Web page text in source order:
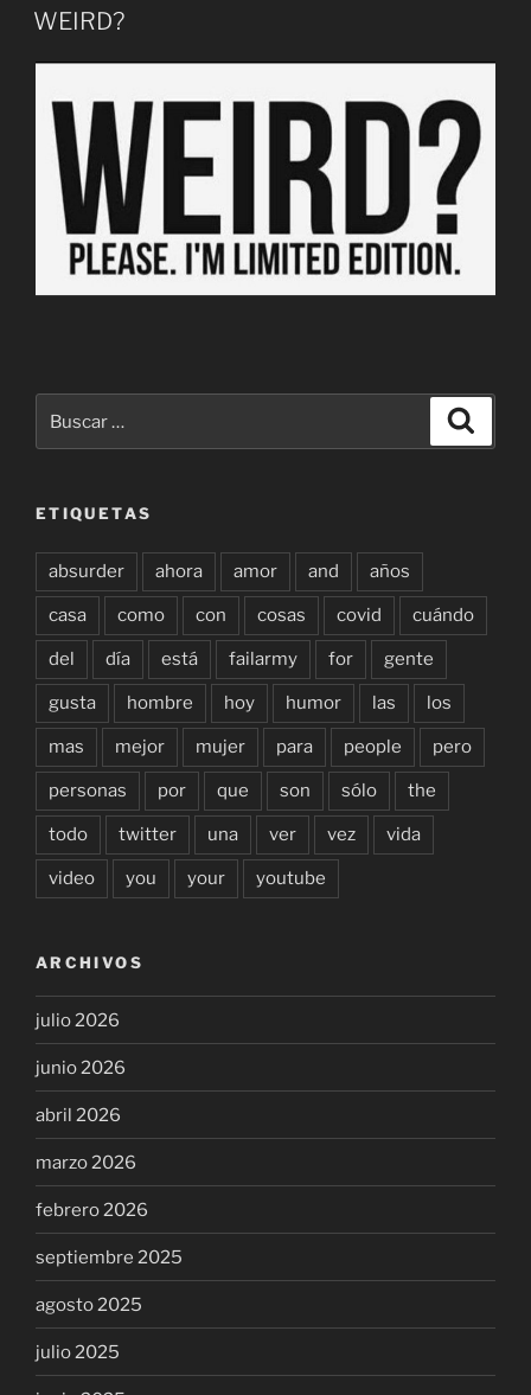
EL
WEIRD?
por:
ETIQUETAS
absurder ahora amor and años
casa como con cosas covid cuándo
del día está failarmy for gente
gusta hombre hoy humor las los
mas mejor mujer para people pero
personas por que son sólo the
todo twitter una ver vez vida
video you your youtube
ARCHIVOS
julio 2026
junio 2026
abril 2026
marzo 2026
febrero 2026
septiembre 2025
agosto 2025
julio 2025